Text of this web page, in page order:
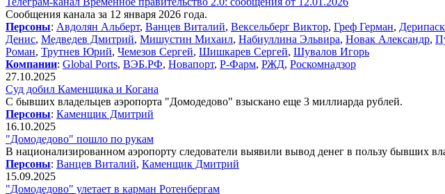
Сообщения канала за 12 января 2026 года.
Персоны: Авдолян Альберт, Ванцев Виталий, Вексельберг Виктор, Греф Герман,
Денис, Медведев Дмитрий, Мишустин Михаил, Набиуллина Эльвира, Новак Александр,
Роман, Трутнев Юрий, Чемезов Сергей, Шишкарев Сергей, Шувалов Игорь
Компании: Global Ports, ВЭБ.РФ, Новапорт, Р-Фарм, РЖД, Роскомнадзор
27.10.2025
Суд добил Каменщика и Когана
С бывших владельцев аэропорта "Домодедово" взыскано еще 3 миллиарда рублей.
Персоны: Каменщик Дмитрий
16.10.2025
"Домодедово" пошло по рукам
В национализированном аэропорту следователи выявили вывод денег в пользу бывших
Персоны: Ванцев Виталий, Каменщик Дмитрий
15.09.2025
"Домодедово" улетает в карман Ротенбергам